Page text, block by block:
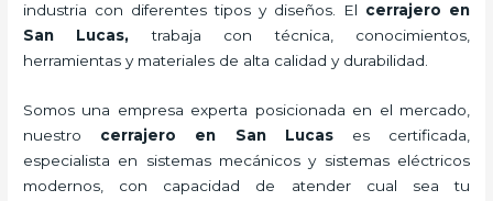
industria con diferentes tipos y diseños. El cerrajero en
San Lucas,trabaja con técnica, conocimientos,
herramientas y materiales de alta calidad y durabilidad.
Somos una empresa experta posicionada en el mercado,
nuestro cerrajero en San Lucases certificada,
especialista en sistemas mecánicos y sistemas eléctricos
modernos, con capacidad de atender cual sea tu